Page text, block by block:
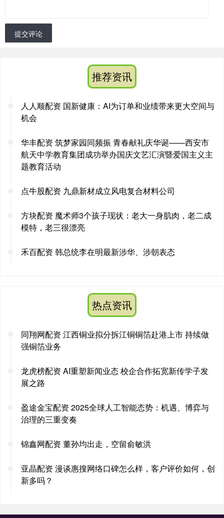
提交评论
推荐资讯
人人顺配资 国新健康：AI为订单和业绩带来更大空间与
机会
华丰配资 筑梦家园同频振 青春献礼庆华诞——西安市
航天中学教育集团成功举办国庆文艺汇演暨爱国主义主
题教育活动
点牛股配资 九鼎新材成立风电复合材料公司
方块配资 魔术师3个孩子现状：老大一身肌肉，老二成
模特，老三很漂亮
禾百配资 韩总统李在明最新涉华、涉朝表态
热点资讯
同翔网配资 江西铜业拟分拆江铜铜箔赴港上市 持续做
强铜箔业务
龙虎榜配资 AI重塑新闻业态 校企合作拓宽新传学子发
展之路
盈途金宝配资 2025全球人工智能态势：机遇、博弈与
治理的三重变奏
锦鑫网配资 董孙均出走，空留俞敏洪
亚晶配资 漫谈惠搜网络口碑怎么样，客户评价如何，创
新多吗？